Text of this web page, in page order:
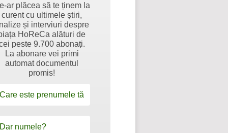
ar plăcea să te ținem la
curent cu ultimele știri,
și interviuri despre
HoReCa alături de
peste 9.700 abonați.
La abonare vei primi
automat documentul
promis!